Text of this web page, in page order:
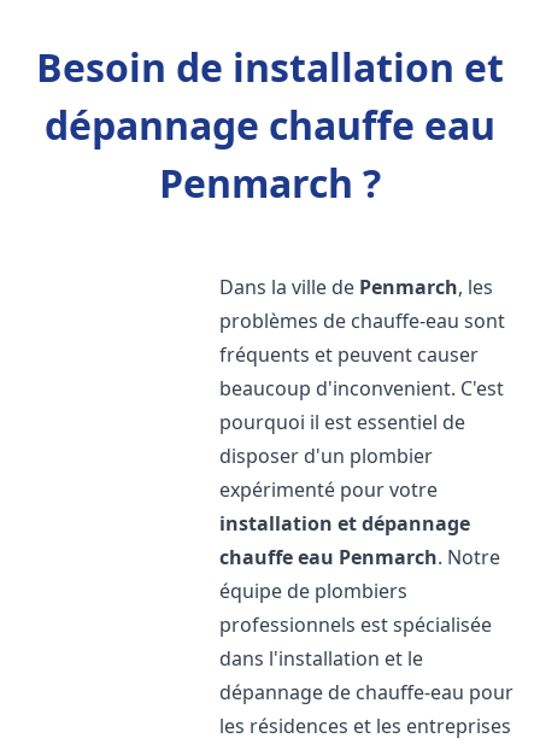
Besoin de installation et
dépannage chauffe eau
Penmarch ?
Dans la ville de Penmarch, les
problèmes de chauffe-eau sont
fréquents et peuvent causer
beaucoup d'inconvenient. C'est
pourquoi il est essentiel de
disposer d'un plombier
expérimenté pour votre
installation et dépannage
chauffe eau Penmarch. Notre
équipe de plombiers
professionnels est spécialisée
dans l'installation et le
dépannage de chauffe-eau pour
les résidences et les entreprises